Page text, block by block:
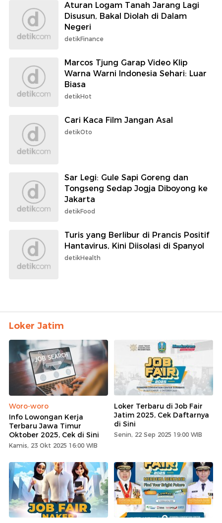
Aturan Logam Tanah Jarang Lagi
Disusun, Bakal Diolah di Dalam
Negeri
detikFinance
Marcos Tjung Garap Video Klip
Warna Warni Indonesia Sehari: Luar
Biasa
detikHot
Cari Kaca Film Jangan Asal
detikOto
Sar Legi: Gule Sapi Goreng dan
Tongseng Sedap Jogja Diboyong ke
Jakarta
detikFood
Turis yang Berlibur di Prancis Positif
Hantavirus, Kini Diisolasi di Spanyol
detikHealth
Loker Jatim
Woro-woro
Info Lowongan Kerja
Terbaru Jawa Timur
Oktober 2025, Cek di Sini
Kamis, 23 Okt 2025 16:00 WIB
Loker Terbaru di Job Fair
Jatim 2025, Cek Daftarnya
di Sini
Senin, 22 Sep 2025 19:00 WIB